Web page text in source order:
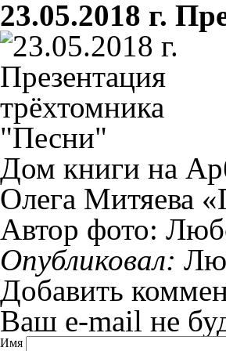
23.05.2018 г.
Дом книги на
Олега Митяева
Автор фото:
Опубликовал:
Добавить
Ваш e-mail не
Имя